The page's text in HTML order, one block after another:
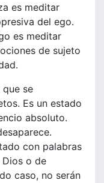
es meditar
del ego.
es meditar
de sujeto
que se
Es un estado
absoluto.
con palabras
o de
caso, no serán